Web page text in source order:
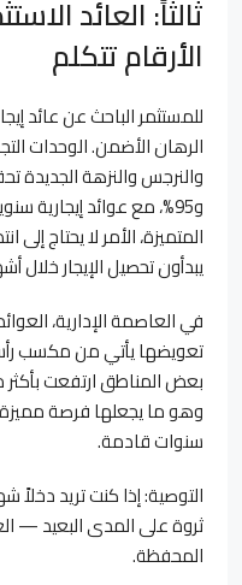
ثالثاً: العائد
الأرقام تتكلم
للمستثمر الباحث عن عائد
الرهان الأضمن. الوحدات
المتميزة، الأمر لا يحتاج
يبدأون تحصيل الإيجار خلال
في العاصمة الإدارية،
تعويضها يأتي من مكسب
وهو ما يجعلها فرصة
سنوات قادمة.
التوصية: إذا كنت تريد دخلاً
ثروة على المدى البعيد —
المحفظة.